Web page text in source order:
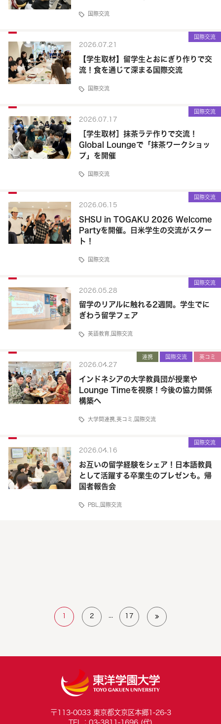
国際交流
国際交流
2026.07.21
【学生取材】留学生とおにぎり作りで交
流！食を通じて深まる国際交流
国際交流
国際交流
2026.07.17
［学生取材］抹茶ラテ作りで交流！
Global Loungeで「抹茶ワークショッ
プ」を開催
国際交流
国際交流
2026.06.15
SHSU in TOGAKU 2026 Welcome
Partyを開催。日米学生の交流がスター
ト！
国際交流
国際交流
2026.05.28
留学のリアルに触れる2週間。学生でに
ぎわう留学フェア
英語教育 国際交流
連携 国際交流 英コミ
2026.04.27
インドネシアの大学教員団が授業や
Lounge Timeを視察！今後の協力関係
構築へ
大学間連携 ,英コミ 国際交流
国際交流
2026.04.16
お互いの留学経験をシェア！日本語教員
として活躍する卒業生のプレゼンも。帰
国者報告会
PBL 国際交流
1 2 17 ≫
〒113-0033 東京都文京区本郷1-26-3
TEL：03-3811-1696 (代)